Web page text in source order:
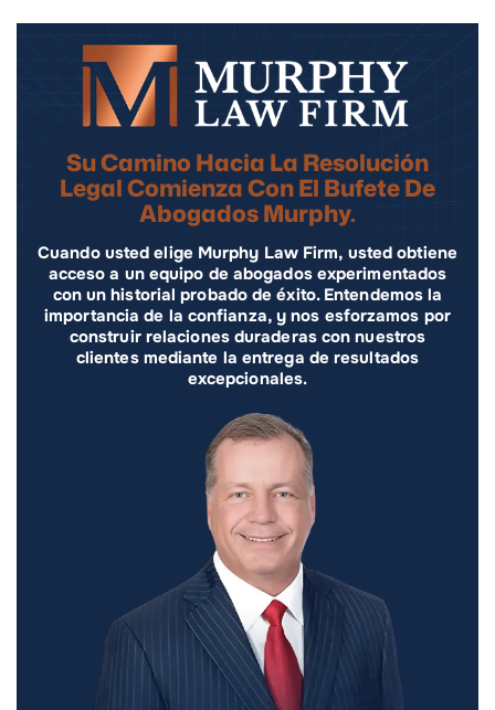
Su Camino Hacia La Resolución
Legal Comienza Con El Bufete De
Abogados Murphy.
Cuando usted elige Murphy Law Firm, usted obtiene
acceso a un equipo de abogados experimentados
con un historial probado de éxito. Entendemos la
importancia de la confianza, y nos esforzamos por
construir relaciones duraderas con nuestros
clientes mediante la entrega de resultados
excepcionales.